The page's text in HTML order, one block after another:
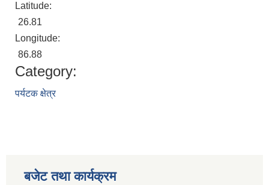
Latitude:
26.81
Longitude:
86.88
Category:
पर्यटक क्षेत्र
बजेट तथा कार्यक्रम